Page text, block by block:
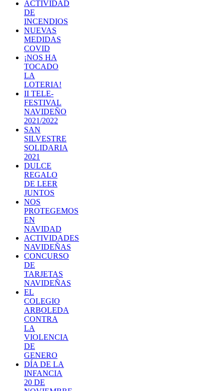
ACTIVIDAD
DE
INCENDIOS
NUEVAS
MEDIDAS
COVID
¡NOS HA
TOCADO
LA
LOTERIA!
II TELE-
FESTIVAL
NAVIDEÑO
2021/2022
SAN
SILVESTRE
SOLIDARIA
2021
DULCE
REGALO
DE LEER
JUNTOS
NOS
PROTEGEMOS
EN
NAVIDAD
ACTIVIDADES
NAVIDEÑAS
CONCURSO
DE
TARJETAS
NAVIDEÑAS
EL
COLEGIO
ARBOLEDA
CONTRA
LA
VIOLENCIA
DE
GENERO
DÍA DE LA
INFANCIA
20 DE